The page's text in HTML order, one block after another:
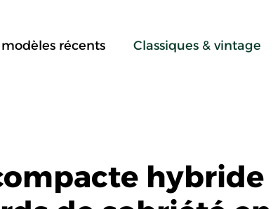
récents Classiques & vintage
hybride